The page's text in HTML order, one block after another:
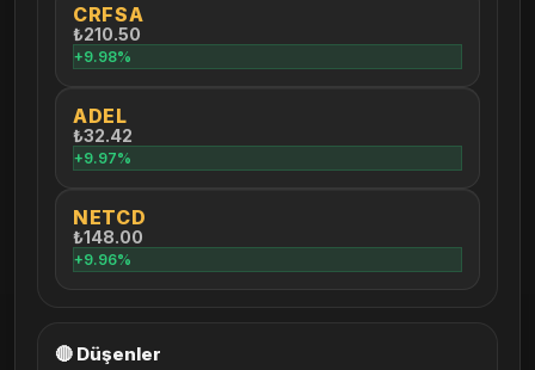
CRFSA
₺210.50
+9.98%
ADEL
₺32.42
+9.97%
NETCD
₺148.00
+9.96%
🔴 Düşenler